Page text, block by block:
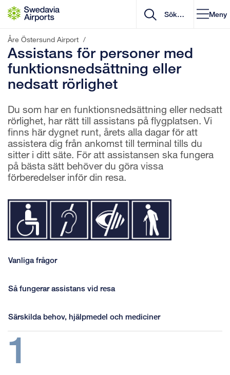
Gå till innehåll
Meny
Åre Östersund Airport /
Assistans för personer med
funktionsnedsättning eller
nedsatt rörlighet
Du som har en funktionsnedsättning eller nedsatt
rörlighet, har rätt till assistans på flygplatsen. Vi
finns här dygnet runt, årets alla dagar för att
assistera dig från ankomst till terminal tills du
sitter i ditt säte. För att assistansen ska fungera
på bästa sätt behöver du göra vissa
förberedelser inför din resa.
Vanliga frågor
Så fungerar assistans vid resa
Särskilda behov, hjälpmedel och mediciner
1